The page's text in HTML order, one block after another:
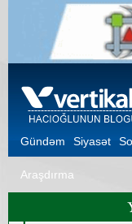
Gündəm Siyasət
Araşdırma